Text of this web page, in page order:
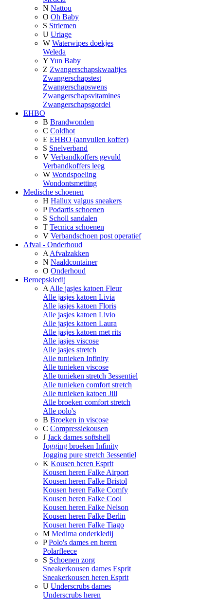
N Nattou
O Oh Baby
S Striemen
U Uriage
W Waterwipes doekjes
Weleda
YYun Baby
Z Zwangerschapskwaaltjes
Zwangerschapstest
Zwangerschapswens
Zwangerschapsvitamines
Zwangerschapsgordel
EHBO
B Brandwonden
C Coldhot
E EHBO (aanvullen koffer)
S Snelverband
V Verbandkoffers gevuld
Verbandkoffers leeg
W Wondspoeling
Wondontsmetting
Medische schoenen
H Hallux valgus sneakers
P Podartis schoenen
S Scholl sandalen
T Tecnica schoenen
V Verbandschoen post operatief
Afval - Onderhoud
A Afvalzakken
N Naaldcontainer
O Onderhoud
Beroepskledij
A Alle jasjes katoen Fleur
Alle jasjes katoen Livia
Alle jasjes katoen Floris
Alle jasjes katoen Livio
Alle jasjes katoen Laura
Alle jasjes katoen met rits
Alle jasjes viscose
Alle jasjes stretch
Alle tunieken Infinity
Alle tunieken viscose
Alle tunieken stretch 3essentiel
Alle tunieken comfort stretch
Alle tunieken katoen Jill
Alle broeken comfort stretch
Alle polo's
B Broeken in viscose
C Compressiekousen
J Jack dames softshell
Jogging broeken Infinity
Jogging pure stretch 3essentiel
K Kousen heren Esprit
Kousen heren Falke Airport
Kousen heren Falke Bristol
Kousen heren Falke Comfy
Kousen heren Falke Cool
Kousen heren Falke Nelson
Kousen heren Falke Berlin
Kousen heren Falke Tiago
M Medima onderkledij
P Polo's dames en heren
Polarfleece
S Schoenen zorg
Sneakerkousen dames Esprit
Sneakerkousen heren Esprit
U Underscrubs dames
Underscrubs heren